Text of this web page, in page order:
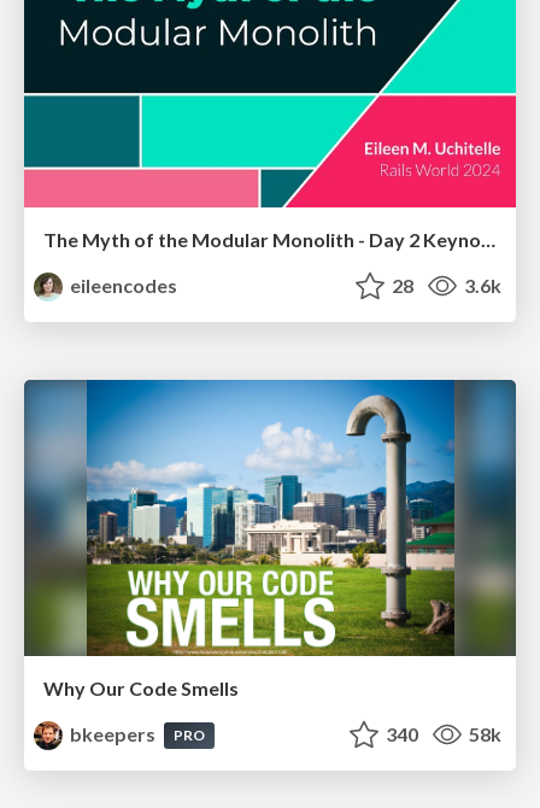
The Myth of the Modular Monolith - Day 2 Keynote - Rails World 2024
eileencodes
28 3.6k
Why Our Code Smells
bkeepers
PRO 340 58k